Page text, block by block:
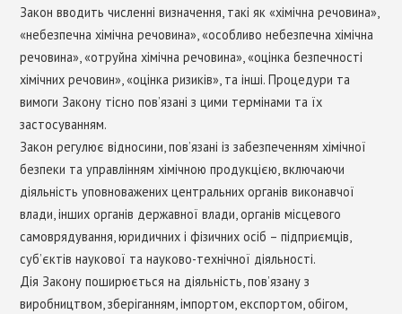
Закон вводить численні визначення, такі як «хімічна речовина»,
«небезпечна хімічна речовина», «особливо небезпечна хімічна
речовина», «отруйна хімічна речовина», «оцінка безпечності
хімічних речовин», «оцінка ризиків», та інші. Процедури та
вимоги Закону тісно пов’язані з цими термінами та їх
застосуванням.
Закон регулює відносини, пов’язані із забезпеченням хімічної
безпеки та управлінням хімічною продукцією, включаючи
діяльність уповноважених центральних органів виконавчої
влади, інших органів державної влади, органів місцевого
самоврядування, юридичних і фізичних осіб – підприємців,
суб’єктів наукової та науково-технічної діяльності.
Дія Закону поширюється на діяльність, пов’язану з
виробництвом, зберіганням, імпортом, експортом, обігом,